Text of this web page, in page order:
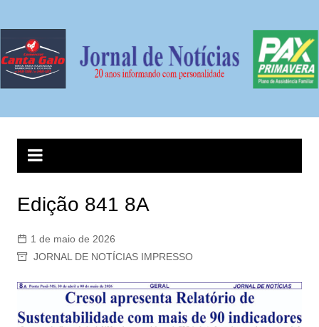
conteúdo
Edição 841 8A
1 de maio de 2026
JORNAL DE NOTÍCIAS IMPRESSO